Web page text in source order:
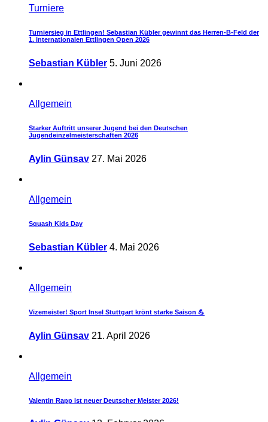
Turniere
Turniersieg in Ettlingen! Sebastian Kübler gewinnt das Herren-B-Feld der
1. internationalen Ettlingen Open 2026
Sebastian Kübler 5. Juni 2026
Allgemein
Starker Auftritt unserer Jugend bei den Deutschen
Jugendeinzelmeisterschaften 2026
Aylin Günsav 27. Mai 2026
Allgemein
Squash Kids Day
Sebastian Kübler 4. Mai 2026
Allgemein
Vizemeister! Sport Insel Stuttgart krönt starke Saison 💪
Aylin Günsav 21. April 2026
Allgemein
Valentin Rapp ist neuer Deutscher Meister 2026!